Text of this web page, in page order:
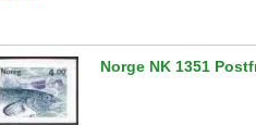
Norge NK 1351